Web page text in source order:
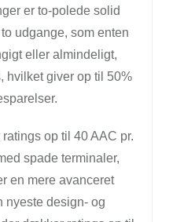
er to-polede solid
udgange, som enten
eller almindeligt,
hvilket giver op til 50%
op til 40 AAC pr.
spade terminaler,
en mere avanceret
nyeste design- og